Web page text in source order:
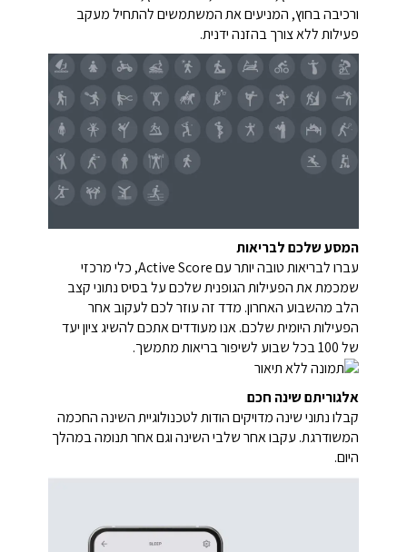
ורכיבה בחוץ, המניעים את המשתמשים להתחיל מעקב
פעילות ללא צורך בהזנה ידנית.
המסע שלכם לבריאות
עברו לבריאות טובה יותר עם Active Score, כלי מרכזי
שמכמת את הפעילות הגופנית שלכם על בסיס נתוני קצב
הלב מהשבוע האחרון. מדד זה עוזר לכם לעקוב אחר
הפעילות היומית שלכם. אנו מעודדים אתכם להשיג ציון יעד
של 100 בכל שבוע לשיפור בריאות מתמשך.
אלגוריתם שינה חכם
קבלו נתוני שינה מדויקים הודות לטכנולוגיית השינה החכמה
המשודרגת. עקבו אחר שלבי השינה וגם אחר תנומה במהלך
היום.